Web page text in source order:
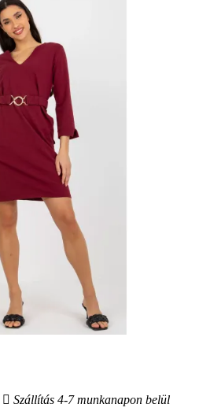
Szállítás 4-7 munkanapon belül